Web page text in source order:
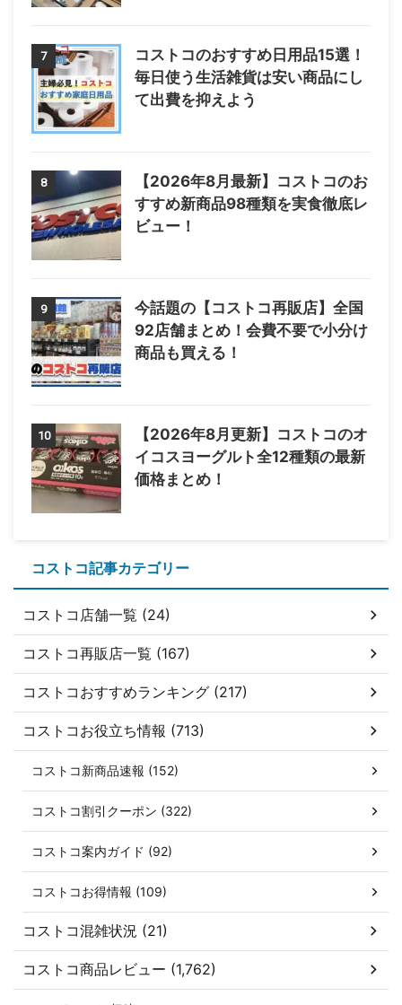
7
コストコのおすすめ日用品15選！
毎日使う生活雑貨は安い商品にし
て出費を抑えよう
8
【2026年8月最新】コストコのお
すすめ新商品98種類を実食徹底レ
ビュー！
9
今話題の【コストコ再販店】全国
92店舗まとめ！会費不要で小分け
商品も買える！
10
【2026年8月更新】コストコのオ
イコスヨーグルト全12種類の最新
価格まとめ！
コストコ記事カテゴリー
コストコ店舗一覧 (24)
コストコ再販店一覧 (167)
コストコおすすめランキング (217)
コストコお役立ち情報 (713)
コストコ新商品速報 (152)
コストコ割引クーポン (322)
コストコ案内ガイド (92)
コストコお得情報 (109)
コストコ混雑状況 (21)
コストコ商品レビュー (1,762)